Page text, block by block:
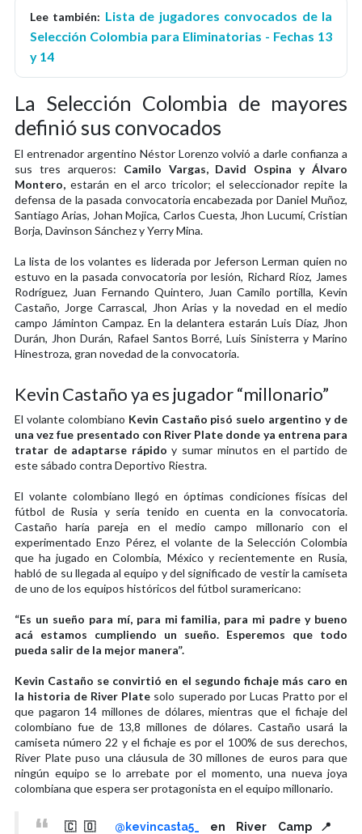
Lee también: Lista de jugadores convocados de la
Selección Colombia para Eliminatorias - Fechas 13
y 14
La Selección Colombia de mayores
definió sus convocados
El entrenador argentino Néstor Lorenzo volvió a darle confianza a
sus tres arqueros: Camilo Vargas, David Ospina y Álvaro
Montero, estarán en el arco tricolor; el seleccionador repite la
defensa de la pasada convocatoria encabezada por Daniel Muñoz,
Santiago Arias, Johan Mojica, Carlos Cuesta, Jhon Lucumí, Cristian
Borja, Davinson Sánchez y Yerry Mina.
La lista de los volantes es liderada por Jeferson Lerman quien no
estuvo en la pasada convocatoria por lesión, Richard Ríoz, James
Rodríguez, Juan Fernando Quintero, Juan Camilo portilla, Kevin
Castaño, Jorge Carrascal, Jhon Arias y la novedad en el medio
campo Jáminton Campaz. En la delantera estarán Luis Díaz, Jhon
Durán, Jhon Durán, Rafael Santos Borré, Luis Sinisterra y Marino
Hinestroza, gran novedad de la convocatoria.
Kevin Castaño ya es jugador “millonario”
El volante colombiano Kevin Castaño pisó suelo argentino y de
una vez fue presentado con River Plate donde ya entrena para
tratar de adaptarse rápido y sumar minutos en el partido de
este sábado contra Deportivo Riestra.
El volante colombiano llegó en óptimas condiciones físicas del
fútbol de Rusia y sería tenido en cuenta en la convocatoria.
Castaño haría pareja en el medio campo millonario con el
experimentado Enzo Pérez, el volante de la Selección Colombia
que ha jugado en Colombia, México y recientemente en Rusia,
habló de su llegada al equipo y del significado de vestir la camiseta
de uno de los equipos históricos del fútbol suramericano:
“Es un sueño para mí, para mi familia, para mi padre y bueno
acá estamos cumpliendo un sueño. Esperemos que todo
pueda salir de la mejor manera”.
Kevin Castaño se convirtió en el segundo fichaje más caro en
la historia de River Plate solo superado por Lucas Pratto por el
que pagaron 14 millones de dólares, mientras que el fichaje del
colombiano fue de 13,8 millones de dólares. Castaño usará la
camiseta número 22 y el fichaje es por el 100% de sus derechos,
River Plate puso una cláusula de 30 millones de euros para que
ningún equipo se lo arrebate por el momento, una nueva joya
colombiana que espera ser protagonista en el equipo millonario.
🇨🇴 @kevincasta5_
en River Camp📍